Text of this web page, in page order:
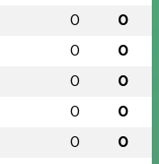
0 0
0 0
0 0
0 0
0 0